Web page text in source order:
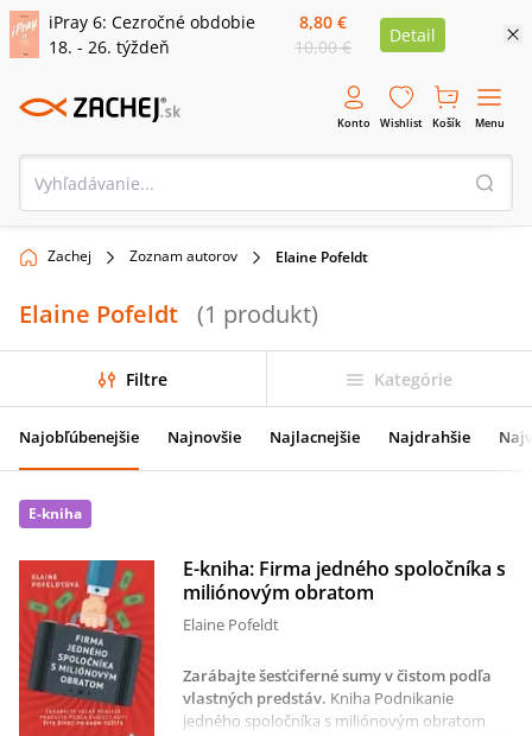
iPray 6: Cezročné obdobie
18. - 26. týždeň
8,80 €
10,00 €
Detail
Konto Wishlist Košík Menu
Zachej Zoznam autorov Elaine Pofeldt
Elaine Pofeldt (1 produkt)
Filtre Kategórie
Najobľúbenejšie Najnovšie Najlacnejšie Najdrahšie
E-kniha
E-kniha: Firma jedného spoločníka s
miliónovým obratom
Elaine Pofeldt
Zarábajte šesťciferné sumy v čistom podľa
vlastných predstáv. Kniha Podnikanie
jedného spoločníka s miliónovým obratom